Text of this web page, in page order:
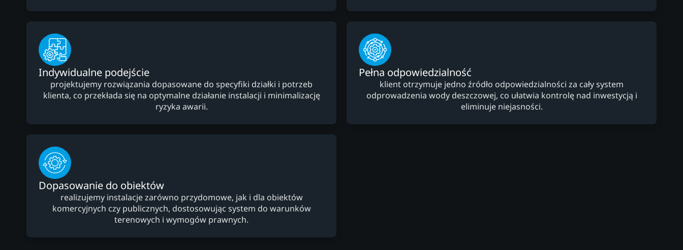
Indywidualne podejście
projektujemy rozwiązania dopasowane do specyfiki działki i potrzeb
klienta, co przekłada się na optymalne działanie instalacji i minimalizację
ryzyka awarii.
Pełna odpowiedzialność
klient otrzymuje jedno źródło odpowiedzialności za cały system
odprowadzenia wody deszczowej, co ułatwia kontrolę nad inwestycją i
eliminuje niejasności.
Dopasowanie do obiektów
realizujemy instalacje zarówno przydomowe, jak i dla obiektów
komercyjnych czy publicznych, dostosowując system do warunków
terenowych i wymogów prawnych.